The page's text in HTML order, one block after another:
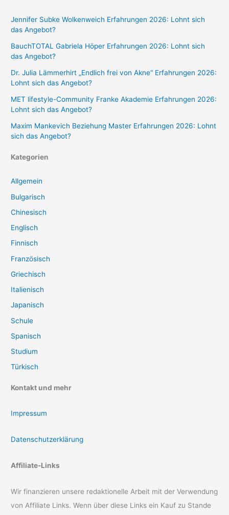
Jennifer Subke Wolkenweich Erfahrungen 2026: Lohnt sich
das Angebot?
BauchTOTAL Gabriela Höper Erfahrungen 2026: Lohnt sich
das Angebot?
Dr. Julia Lämmerhirt „Endlich frei von Akne“ Erfahrungen 2026:
Lohnt sich das Angebot?
MET lifestyle-Community Franke Akademie Erfahrungen 2026:
Lohnt sich das Angebot?
Maxim Mankevich Beziehung Master Erfahrungen 2026: Lohnt
sich das Angebot?
Kategorien
Allgemein
Bulgarisch
Chinesisch
Englisch
Finnisch
Französisch
Griechisch
Italienisch
Japanisch
Schule
Spanisch
Studium
Türkisch
Kontakt und mehr
Impressum
Datenschutzerklärung
Affiliate-Links
Wir finanzieren unsere redaktionelle Arbeit mit der Verwendung
von Affiliate Links. Wenn über diese Links ein Kauf zu Stande